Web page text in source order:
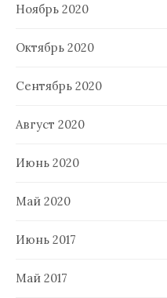
Ноябрь 2020
Октябрь 2020
Сентябрь 2020
Август 2020
Июнь 2020
Май 2020
Июнь 2017
Май 2017